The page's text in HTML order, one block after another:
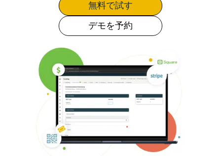
無料で試す
デモを予約